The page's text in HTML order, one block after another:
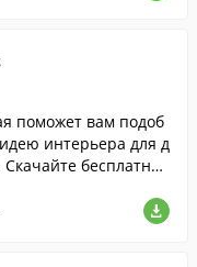
поможет вам подоб
интерьера для д
бесплатно